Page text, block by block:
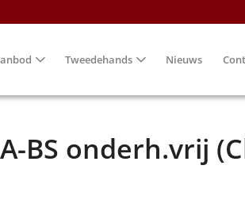
Tweedehands Nieuws
BS onderh.vrij